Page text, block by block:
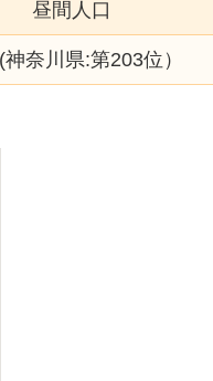
昼間人口
奈川県:第203位）